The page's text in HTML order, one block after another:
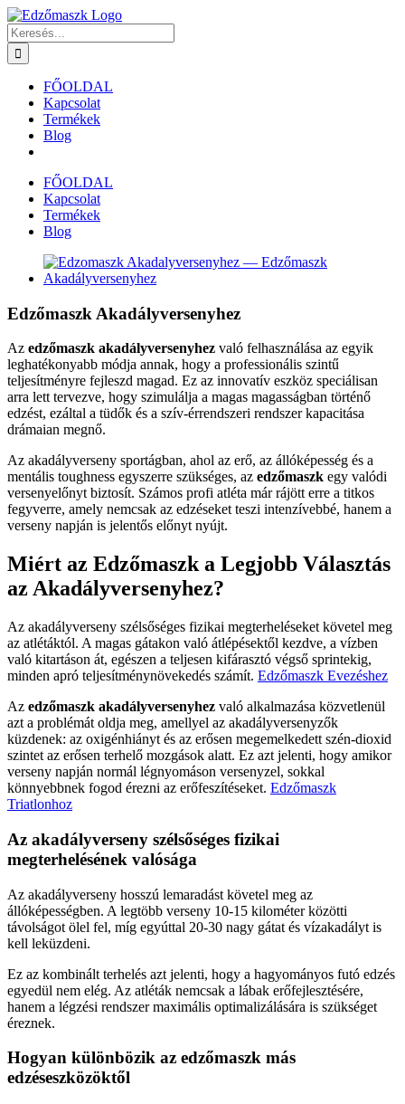
Kihagyás
Keresés...
FŐOLDAL
Kapcsolat
Termékek
Blog
FŐOLDAL
Kapcsolat
Termékek
Blog
View
Larger
Edzőmaszk Akadályversenyhez
Az edzőmaszk akadályversenyhez való felhasználása az egyik
leghatékonyabb módja annak, hogy a professionális szintű
teljesítményre fejleszd magad. Ez az innovatív eszköz speciálisan
arra lett tervezve, hogy szimulálja a magas magasságban történő
edzést, ezáltal a tüdők és a szív-érrendszeri rendszer kapacitása
drámaian megnő.
Az akadályverseny sportágban, ahol az erő, az állóképesség és a
mentális toughness egyszerre szükséges, az edzőmaszk egy valódi
versenyelőnyt biztosít. Számos profi atléta már rájött erre a titkos
fegyverre, amely nemcsak az edzéseket teszi intenzívebbé, hanem a
verseny napján is jelentős előnyt nyújt.
Miért az Edzőmaszk a Legjobb Választás
az Akadályversenyhez?
Az akadályverseny szélsőséges fizikai megterheléseket követel meg
az atlétáktól. A magas gátakon való átlépésektől kezdve, a vízben
való kitartáson át, egészen a teljesen kifárasztó végső sprintekig,
minden apró teljesítménynövekedés számít. Edzőmaszk Evezéshez
Az edzőmaszk akadályversenyhez való alkalmazása közvetlenül
azt a problémát oldja meg, amellyel az akadályversenyzők
küzdenek: az oxigénhiányt és az erősen megemelkedett szén-dioxid
szintet az erősen terhelő mozgások alatt. Ez azt jelenti, hogy amikor
verseny napján normál légnyomáson versenyzel, sokkal
könnyebbnek fogod érezni az erőfeszítéseket. Edzőmaszk
Triatlonhoz
Az akadályverseny szélsőséges fizikai
megterhelésének valósága
Az akadályverseny hosszú lemaradást követel meg az
állóképességben. A legtöbb verseny 10-15 kilométer közötti
távolságot ölel fel, míg egyúttal 20-30 nagy gátat és vízakadályt is
kell leküzdeni.
Ez az kombinált terhelés azt jelenti, hogy a hagyományos futó edzés
egyedül nem elég. Az atléták nemcsak a lábak erőfejlesztésére,
hanem a légzési rendszer maximális optimalizálására is szükséget
éreznek.
Hogyan különbözik az edzőmaszk más
edzéseszközöktől